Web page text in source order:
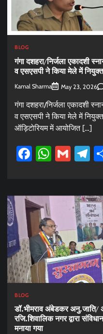
BLOG
गंगा दशहरा/निर्जला एकादशी
व एसएसपी ने किया मेले में
Kamal Sharma May 23, 2026
गंगा दशहरा/निर्जला एकादशी
व एसएसपी ने किया मेले में
ऑड़िटोरियम में आयोजित […]
Facebook
BLOG
डॉ.भीमराव अंबेडकर
रजि.शिवालिक नगर द्वारा
मनाया गया